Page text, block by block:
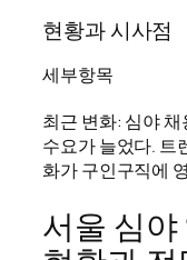
현황과 시사점
세부항목
최근 변화: 심야
수요가 늘었다. 트
화가 구인구직에
서울 심야